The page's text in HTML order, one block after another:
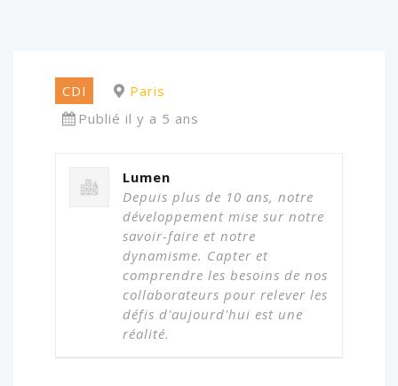
CDI
Paris
Publié il y a 5 ans
Lumen
Depuis plus de 10 ans, notre
développement mise sur notre
savoir-faire et notre
dynamisme. Capter et
comprendre les besoins de nos
collaborateurs pour relever les
défis d'aujourd'hui est une
réalité.